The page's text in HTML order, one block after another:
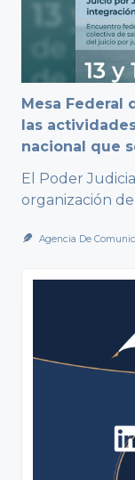
Mesa Federal
las
nacional que
El Poder
organización de
Agencia De